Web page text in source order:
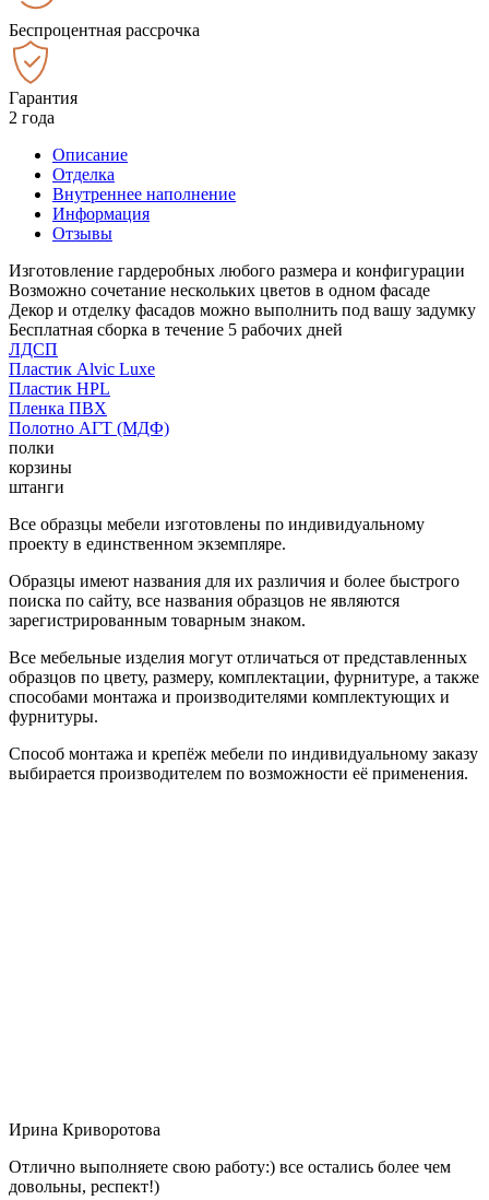
Беспроцентная рассрочка
Гарантия
2 года
Описание
Отделка
Внутреннее наполнение
Информация
Отзывы
Изготовление гардеробных любого размера и конфигурации
Возможно сочетание нескольких цветов в одном фасаде
Декор и отделку фасадов можно выполнить под вашу задумку
Бесплатная сборка в течение 5 рабочих дней
ЛДСП
Пластик Alvic Luxe
Пластик HPL
Пленка ПВХ
Полотно АГТ (МДФ)
полки
корзины
штанги
Все образцы мебели изготовлены по индивидуальному
проекту в единственном экземпляре.
Образцы имеют названия для их различия и более быстрого
поиска по сайту, все названия образцов не являются
зарегистрированным товарным знаком.
Все мебельные изделия могут отличаться от представленных
образцов по цвету, размеру, комплектации, фурнитуре, а также
способами монтажа и производителями комплектующих и
фурнитуры.
Способ монтажа и крепёж мебели по индивидуальному заказу
выбирается производителем по возможности её применения.
Ирина Криворотова
Отлично выполняете свою работу:) все остались более чем
довольны, респект!)